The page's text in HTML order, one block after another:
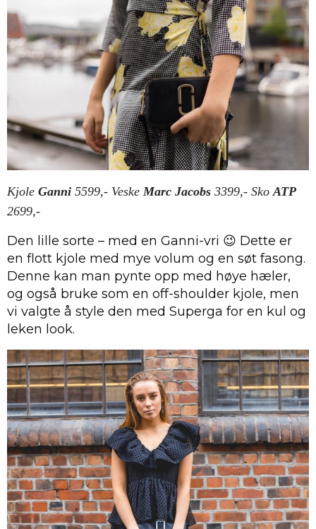
Kjole Ganni 5599,- VeskeMarc Jacobs 3399,- SkoATP
2699,-
Den lille sorte – med en Ganni-vri 😉 Dette er
en flott kjole med mye volum og en søt fasong.
Denne kan man pynte opp med høye hæler,
og også bruke som en off-shoulder kjole, men
vi valgte å style den med Superga for en kul og
leken look.